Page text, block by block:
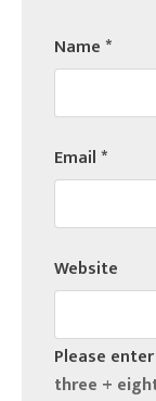
Name*
Email*
Website
Please
three +